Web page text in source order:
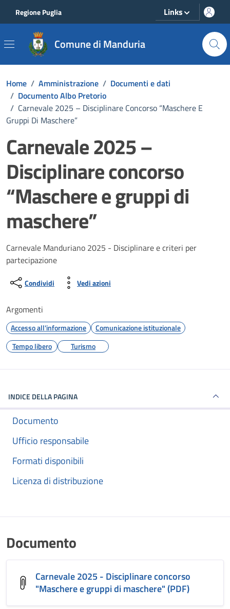
Regione Puglia Links
Comune di Manduria
Home / Amministrazione / Documenti e dati
/ Documento Albo Pretorio
/ Carnevale 2025 – Disciplinare Concorso “Maschere E
Gruppi Di Maschere”
Carnevale 2025 –
Disciplinare concorso
“Maschere e gruppi di
maschere”
Dettagli del documento
Carnevale Manduriano 2025 - Disciplinare e criteri per
partecipazione
Condividi Vedi azioni
Argomenti
Accesso all'informazione
Comunicazione istituzionale
Tempo libero
Turismo
INDICE DELLA PAGINA
Documento
Ufficio responsabile
Formati disponibili
Licenza di distribuzione
Documento
Carnevale 2025 - Disciplinare concorso
"Maschere e gruppi di maschere" (PDF)